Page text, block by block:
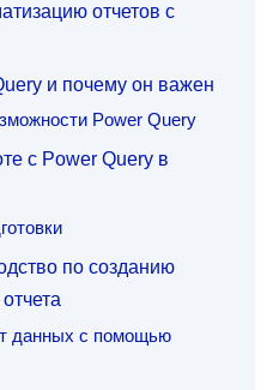
отчетов с
и почему он важен
Power Query
с Power Query в
по созданию
данных с помощью